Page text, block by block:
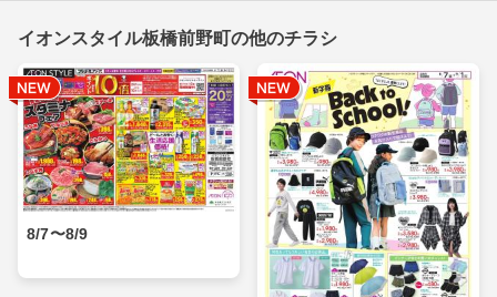
イオンスタイル板橋前野町の他のチラシ
8/7〜8/9